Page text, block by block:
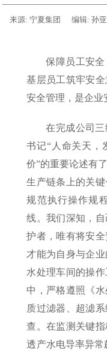
来源: 宁夏集团 编辑: 孙
保障员工安
基层员工筑牢安
安全管理，是企业
在完成公司
书记“人命关天，
价”的重要论述有
生产链条上的关键
规范执行操作规
线。我们深知，
护者，唯有将安
才能为自身与企
水处理车间的操
中，严格遵照《
质过滤器、超滤
查。在监测关键
透产水电导率异常